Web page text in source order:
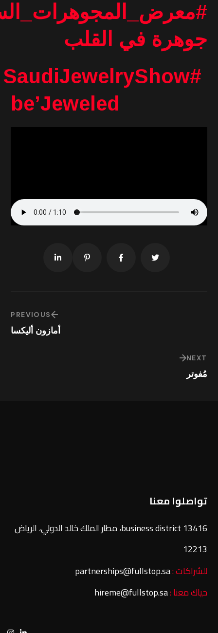
جوهرة في القلب
#SaudiJewelryShow
be’Jeweled
PREVIOUS
أمازون أليكسا
NEXT
مُفوتر
تواصلوا معنا
13416 business district، مطار الملك خالد الدولي، الرياض
12213
للشراكات :partnerships@fullstop.sa
حياك معنا :hireme@fullstop.sa